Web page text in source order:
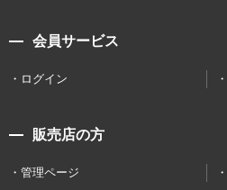
会員サービス
ログイン
販売店の方
管理ページ